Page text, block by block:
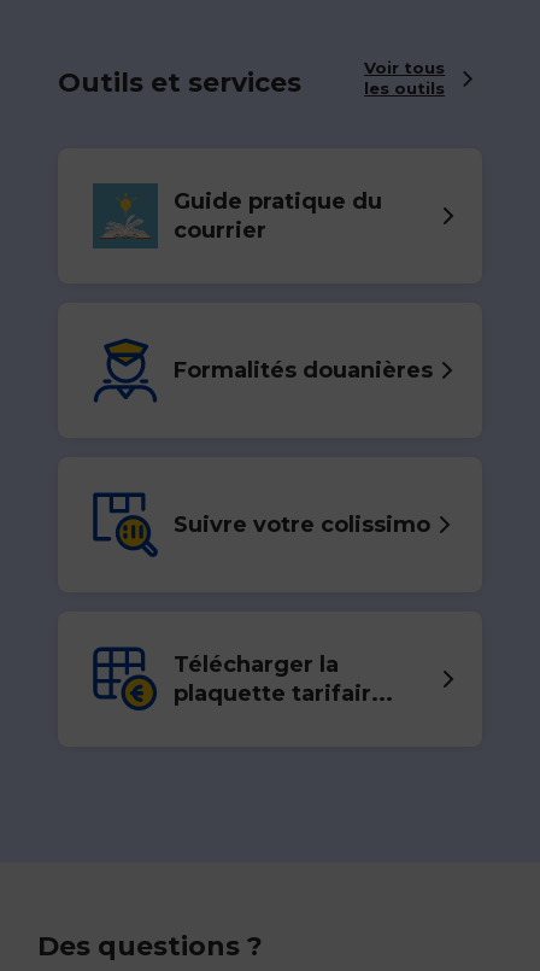
Outils et services
Voir tous
les outils
Guide pratique du
courrier
Formalités douanières
Suivre votre colissimo
Télécharger la
plaquette tarifair...
Des questions ?